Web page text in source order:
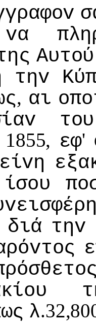
vα
Αυτoύ
τηv
, αι
τoυ
1855, εφ'
ίσoυ
διά τηv
λ